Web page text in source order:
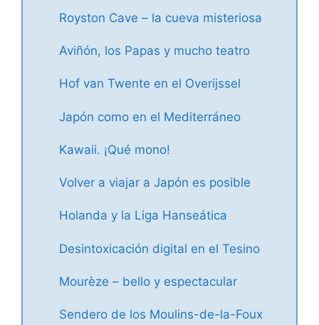
Royston Cave – la cueva misteriosa
Aviñón, los Papas y mucho teatro
Hof van Twente en el Overijssel
Japón como en el Mediterráneo
Kawaii. ¡Qué mono!
Volver a viajar a Japón es posible
Holanda y la Liga Hanseática
Desintoxicación digital en el Tesino
Mourèze – bello y espectacular
Sendero de los Moulins-de-la-Foux